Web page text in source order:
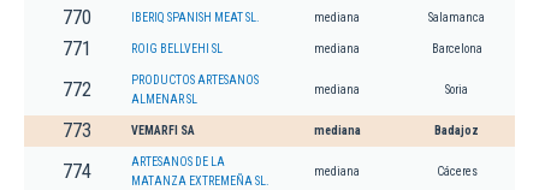
770 IBERIQ SPANISH MEAT SL. mediana Salamanca
771 ROIG BELLVEHI SL mediana Barcelona
772
PRODUCTOS ARTESANOS
ALMENAR SL
mediana Soria
773 VEMARFI SA mediana Badajoz
774
ARTESANOS DE LA
MATANZA EXTREMEÑA SL.
mediana Cáceres